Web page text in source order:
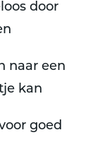
door
naar een
kan
goed